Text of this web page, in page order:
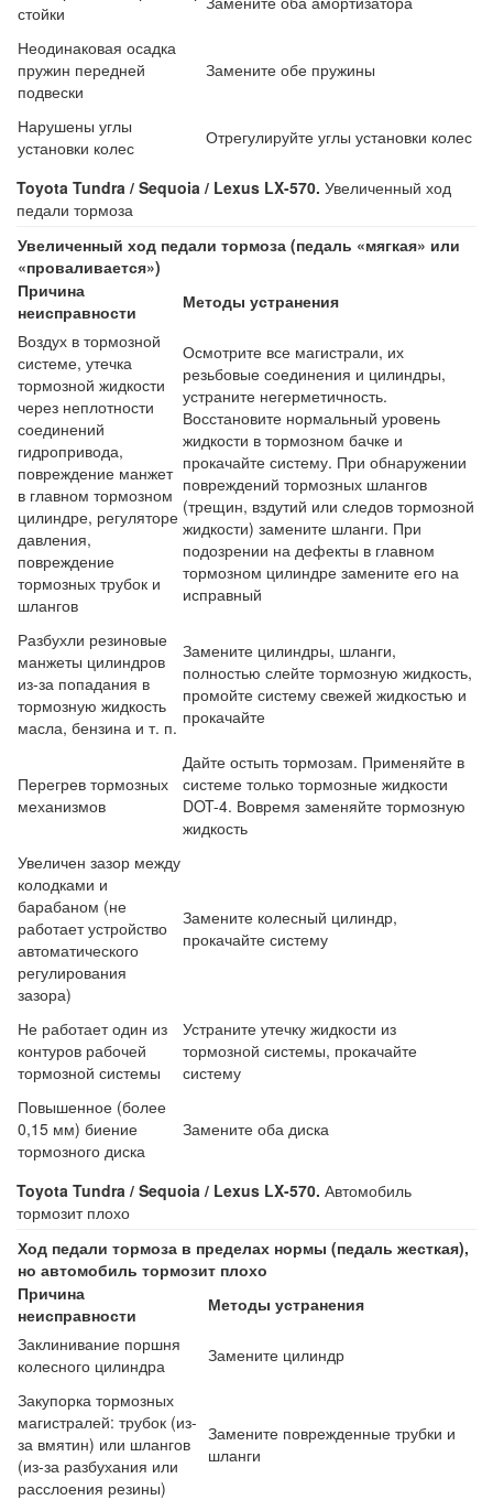
стойки
Неодинаковая осадка
пружин передней
подвески
Замените обе пружины
Нарушены углы
установки колес
Отрегулируйте углы установки колес
Toyota Tundra / Sequoia / Lexus LX-570. Увеличенный ход
педали тормоза
Увеличенный ход педали тормоза (педаль «мягкая» или
«проваливается»)
Причина
неисправности
Методы устранения
Воздух в тормозной
системе, утечка
тормозной жидкости
через неплотности
соединений
гидропривода,
повреждение манжет
в главном тормозном
цилиндре, регуляторе
давления,
повреждение
тормозных трубок и
шлангов
Осмотрите все магистрали, их
резьбовые соединения и цилиндры,
устраните негерметичность.
Восстановите нормальный уровень
жидкости в тормозном бачке и
прокачайте систему. При обнаружении
повреждений тормозных шлангов
(трещин, вздутий или следов тормозной
жидкости) замените шланги. При
подозрении на дефекты в главном
тормозном цилиндре замените его на
исправный
Разбухли резиновые
манжеты цилиндров
из-за попадания в
тормозную жидкость
масла, бензина и т. п.
Замените цилиндры, шланги,
полностью слейте тормозную жидкость,
промойте систему свежей жидкостью и
прокачайте
Перегрев тормозных
механизмов
Дайте остыть тормозам. Применяйте в
системе только тормозные жидкости
DOT-4. Вовремя заменяйте тормозную
жидкость
Увеличен зазор между
колодками и
барабаном (не
работает устройство
автоматического
регулирования
зазора)
Замените колесный цилиндр,
прокачайте систему
Не работает один из
контуров рабочей
тормозной системы
Устраните утечку жидкости из
тормозной системы, прокачайте
систему
Повышенное (более
0,15 мм) биение
тормозного диска
Замените оба диска
Toyota Tundra / Sequoia / Lexus LX-570. Автомобиль
тормозит плохо
Ход педали тормоза в пределах нормы (педаль жесткая),
но автомобиль тормозит плохо
Причина
неисправности
Методы устранения
Заклинивание поршня
колесного цилиндра
Замените цилиндр
Закупорка тормозных
магистралей: трубок (из-
за вмятин) или шлангов
(из-за разбухания или
расслоения резины)
Замените поврежденные трубки и
шланги